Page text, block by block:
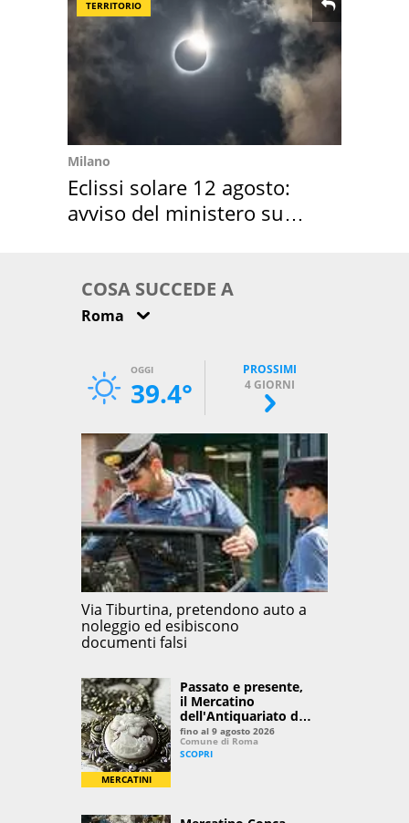
TERRITORIO
Milano
Eclissi solare 12 agosto:
avviso del ministero su